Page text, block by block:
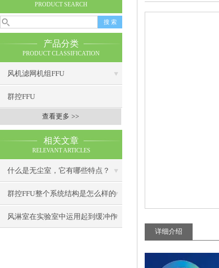
PRODUCT SEARCH
产品分类
PRODUCT CLASSIFICATION
风机滤网机组FFU
群控FFU
查看更多 >>
相关文章
RELEVANT ARTICLES
什么是无尘室，它有哪些特点？
群控FFU整个系统结构是怎么样的
呢？
风淋室在实验室中运用起到缓冲作
详细介绍